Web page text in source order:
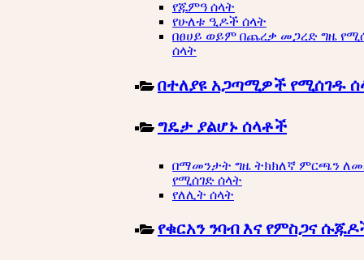
የጁምዓ ሰላት
የሁለቱ ዒዶች ሰላት
በፀሀይ ወይም በጨረቃ መጋረድ ግዜ
ሰላት
በተለያዩ አጋጣሚዎች የሚሰገዱ
ግዴታ ያልሆኑ ሰላቶች
በማመንታት ግዜ ትክክለኛ ምርጫን
የሚሰገድ ሰላት
የለሊት ሰላት
የቁርአን ንባብ እና የምስጋና